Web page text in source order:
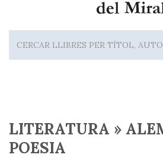
LITERATURA »
POESIA